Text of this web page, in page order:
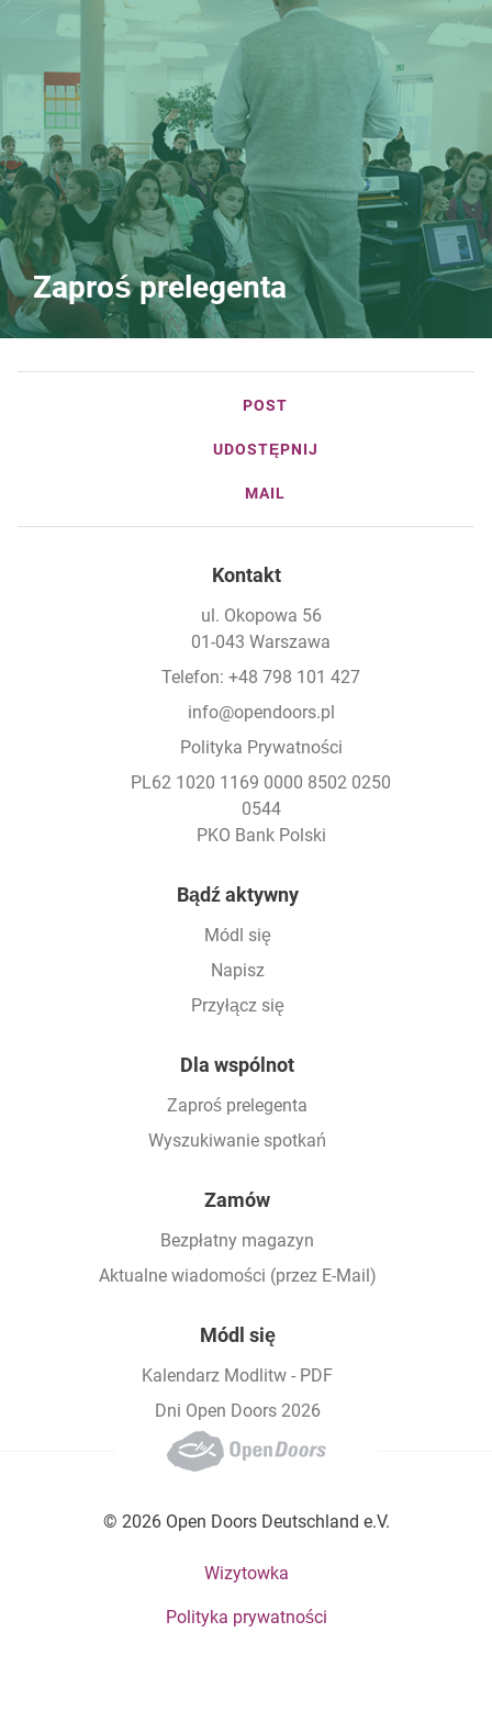
Zaproś prelegenta
POST
UDOSTĘPNIJ
MAIL
Kontakt
ul. Okopowa 56
01-043 Warszawa
Telefon: +48 798 101 427
info@opendoors.pl
Polityka Prywatności
PL62 1020 1169 0000 8502 0250
0544
PKO Bank Polski
Bądź aktywny
Módl się
Napisz
Przyłącz się
Dla wspólnot
Zaproś prelegenta
Wyszukiwanie spotkań
Zamów
Bezpłatny magazyn
Aktualne wiadomości (przez E-Mail)
Módl się
Kalendarz Modlitw - PDF
Dni Open Doors 2026
© 2026 Open Doors Deutschland e.V.
Footer bottom menuWizytowka
Polityka prywatności